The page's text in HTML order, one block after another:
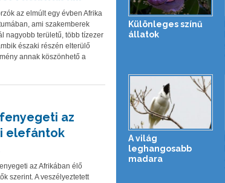
az elmúlt egy évben Afrika
ami szakemberek
nagyobb területű, több tízezer
északi részén elterülő
annak köszönhető a
az
elefántok
az Afrikában élő
szerint. A veszélyeztetett
Különleges színű
állatok
A világ
leghangosabb
madara